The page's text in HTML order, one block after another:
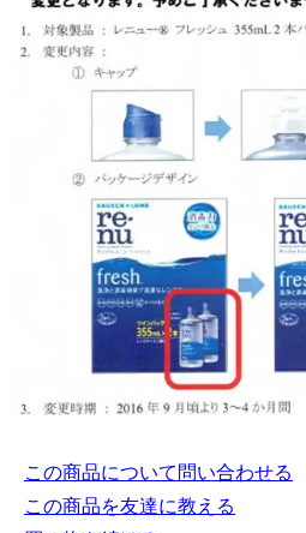
この商品について問い合わせる
この商品を友達に教える